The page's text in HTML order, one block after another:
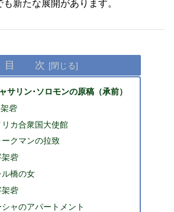
新たな展開があります。
目 次
リン･ソロモンの原稿（承前）
砦
カ合衆国大使館
クマンの拉致
砦
橋の女
砦
ャのアパートメント